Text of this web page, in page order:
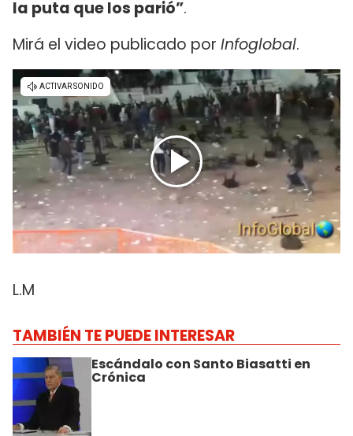
la puta que los parió”.
Mirá el video publicado por Infoglobal.
L.M
TAMBIÉN TE PUEDE INTERESAR
Escándalo con Santo Biasatti en
Crónica